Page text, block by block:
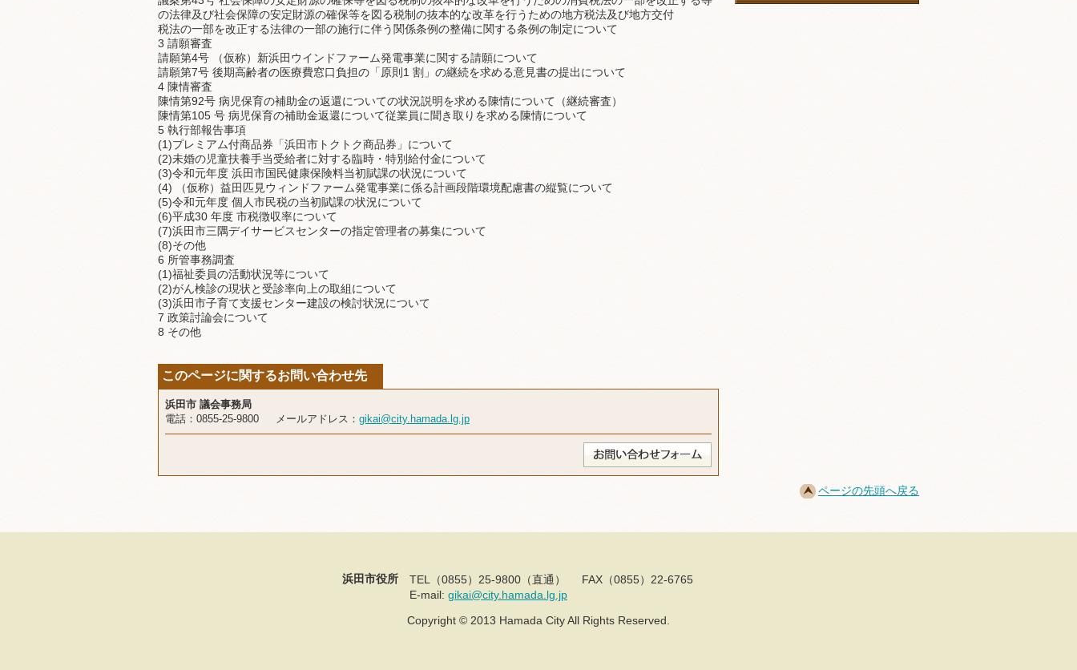
の法律及び社会保障の安定財源の確保等を図る税制の抜本的な改革を行うための地方税法及び地方交付
税法の一部を改正する法律の一部の施行に伴う関係条例の整備に関する条例の制定について
3 請願審査
請願第4号 （仮称）新浜田ウインドファーム発電事業に関する請願について
請願第7号 後期高齢者の医療費窓口負担の「原則1 割」の継続を求める意見書の提出について
4 陳情審査
陳情第92号 病児保育の補助金の返還についての状況説明を求める陳情について（継続審査）
陳情第105 号 病児保育の補助金返還について従業員に聞き取りを求める陳情について
5 執行部報告事項
(1)プレミアム付商品券「浜田市トクトク商品券」について
(2)未婚の児童扶養手当受給者に対する臨時・特別給付金について
(3)令和元年度 浜田市国民健康保険料当初賦課の状況について
(4) （仮称）益田匹見ウィンドファーム発電事業に係る計画段階環境配慮書の縦覧について
(5)令和元年度 個人市民税の当初賦課の状況について
(6)平成30 年度 市税徴収率について
(7)浜田市三隅デイサービスセンターの指定管理者の募集について
(8)その他
6 所管事務調査
(1)福祉委員の活動状況等について
(2)がん検診の現状と受診率向上の取組について
(3)浜田市子育て支援センター建設の検討状況について
7 政策討論会について
8 その他
このページに関するお問い合わせ先
浜田市 議会事務局
電話：0855-25-9800 メールアドレス： gikai@city.hamada.lg.jp
ページの先頭へ戻る
浜田市役所 TEL（0855）25-9800（直通）
FAX（0855）22-6765
E-mail: gikai@city.hamada.lg.jp
Copyright © 2013 Hamada City All Rights Reserved.